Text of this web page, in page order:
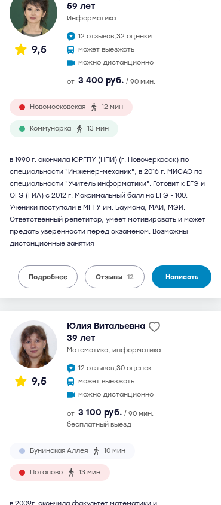
9,5
59 лет
информатика
12 отзывов,32 оценки
может выезжать
можно дистанционно
от 3 400 руб. / 90 мин.
Новомосковская 12 мин
Коммунарка 13 мин
в 1990 г. окончила ЮРГПУ (НПИ) (г. Новочеркасск) по
специальности "Инженер-механик", в 2016 г. МИСАО по
специальности "Учитель информатики". Готовит к ЕГЭ и
ОГЭ (ГИА) с 2012 г. Максимальный балл на ЕГЭ - 100.
Ученики поступали в МГТУ им. Баумана, МАИ, МЭИ.
Ответственный репетитор, умеет мотивировать и может
предать уверенности перед экзаменом. Возможны
дистанционные занятия
Подробнее Отзывы 12 Написать
9,5
Юлия Витальевна
39 лет
математика, информатика
12 отзывов,30 оценок
может выезжать
можно дистанционно
от 3 100 руб. / 90 мин.
бесплатный выезд
Бунинская Аллея 10 мин
Потапово 13 мин